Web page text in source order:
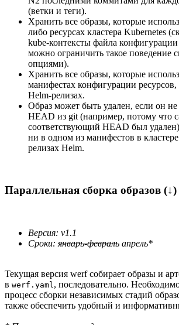
(ветки и теги).
Хранить все образы, которые
либо ресурсах кластера Kubernetes
kube-контексты файла
можно ограничить такое поведение
опциями).
Хранить все образы, которые
манифестах конфигурации
Helm-релизах.
Образ может быть удален, если он
HEAD из git (например, потому что
соответствующий HEAD был удален)
ни в одном из манифестов в
релизах Helm.
Параллельная сборка образов (↓)
Версия: v1.1
Сроки: январь-февраль апрель*
Текущая версия werf собирает образы и
в werf.yaml , последовательно.
процесс сборки независимых стадий
также обеспечить удобный и